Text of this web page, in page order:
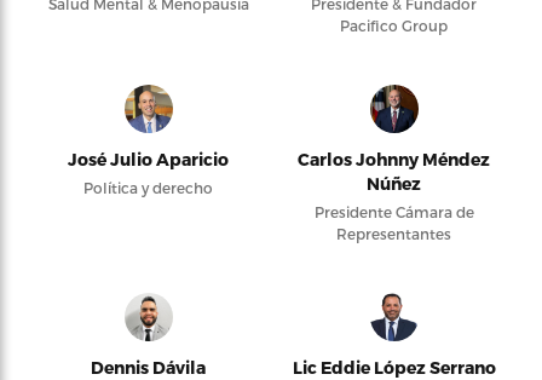
Salud Mental & Menopausia
Presidente & Fundador
Pacifico Group
José Julio Aparicio
Política y derecho
Carlos Johnny Méndez
Núñez
Presidente Cámara de
Representantes
Dennis Dávila Lic Eddie López Serrano